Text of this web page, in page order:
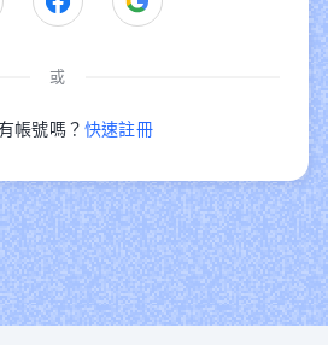
或
帳號嗎？ 快速註冊